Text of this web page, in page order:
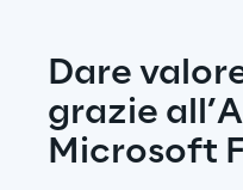
Dare
grazie
Microsoft